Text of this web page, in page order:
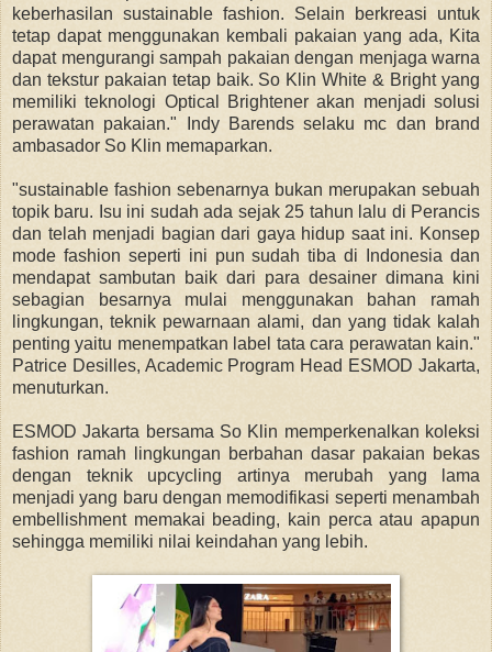
keberhasilan sustainable fashion. Selain berkreasi untuk
tetap dapat menggunakan kembali pakaian yang ada, Kita
dapat mengurangi sampah pakaian dengan menjaga warna
dan tekstur pakaian tetap baik. So Klin White & Bright yang
memiliki teknologi Optical Brightener akan menjadi solusi
perawatan pakaian." Indy Barends selaku mc dan brand
ambasador So Klin memaparkan.
"sustainable fashion sebenarnya bukan merupakan sebuah
topik baru. Isu ini sudah ada sejak 25 tahun lalu di Perancis
dan telah menjadi bagian dari gaya hidup saat ini. Konsep
mode fashion seperti ini pun sudah tiba di Indonesia dan
mendapat sambutan baik dari para desainer dimana kini
sebagian besarnya mulai menggunakan bahan ramah
lingkungan, teknik pewarnaan alami, dan yang tidak kalah
penting yaitu menempatkan label tata cara perawatan kain."
Patrice Desilles, Academic Program Head ESMOD Jakarta,
menuturkan.
ESMOD Jakarta bersama So Klin memperkenalkan koleksi
fashion ramah lingkungan berbahan dasar pakaian bekas
dengan teknik upcycling artinya merubah yang lama
menjadi yang baru dengan memodifikasi seperti menambah
embellishment memakai beading, kain perca atau apapun
sehingga memiliki nilai keindahan yang lebih.